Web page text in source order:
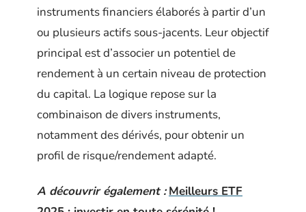
instruments financiers élaborés à partir d’un
ou plusieurs actifs sous-jacents. Leur objectif
principal est d’associer un potentiel de
rendement à un certain niveau de protection
du capital. La logique repose sur la
combinaison de divers instruments,
notamment des dérivés, pour obtenir un
profil de risque/rendement adapté.
A découvrir également : Meilleurs ETF